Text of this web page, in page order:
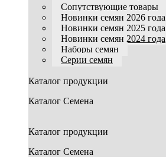
Сопутствующие товары
Новинки семян 2026 года
Новинки семян 2025 года
Новинки семян 2024 года
Наборы семян
Серии семян
Каталог продукции
Каталог Семена
Каталог продукции
Каталог Семена